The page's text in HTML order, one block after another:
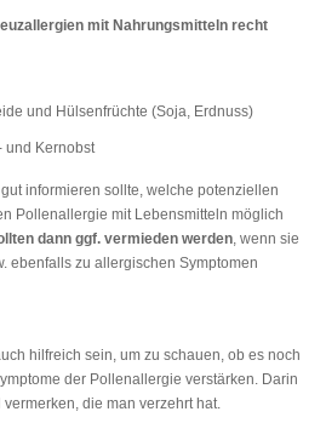
mit Nahrungsmitteln recht
und Hülsenfrüchte (Soja, Erdnuss)
und Kernobst
informieren sollte, welche potenziellen
Pollenallergie mit Lebensmitteln möglich
dann ggf. vermieden werden , wenn sie
ebenfalls zu allergischen Symptomen
hilfreich sein, um zu schauen, ob es noch
der Pollenallergie verstärken. Darin
die man verzehrt hat.